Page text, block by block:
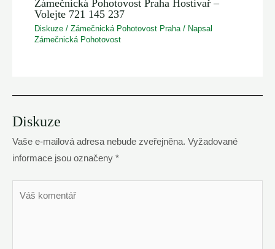
Zámečnická Pohotovost Praha Hostivař –
Volejte 721 145 237
Diskuze /Zámečnická Pohotovost Praha/ Napsal
Zámečnická Pohotovost
Diskuze
Vaše e-mailová adresa nebude zveřejněna. Vyžadované
informace jsou označeny *